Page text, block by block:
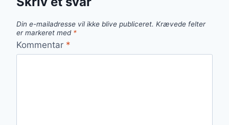
Din e-mailadresse vil ikke blive publiceret. Krævede felter
er markeret med *
Kommentar *